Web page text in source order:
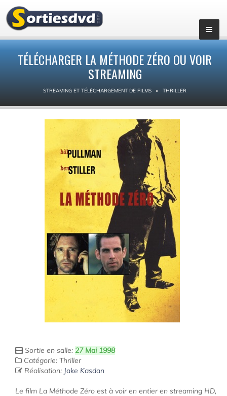
TÉLÉCHARGER LA MÉTHODE ZÉRO OU VOIR
STREAMING
STREAMING ET TÉLÉCHARGEMENT DE FILMS THRILLER
Sortie en salle: 27 Mai 1998
Catégorie: Thriller
Réalisation: Jake Kasdan
Le film La Méthode Zéro est à voir en entier en streaming HD,